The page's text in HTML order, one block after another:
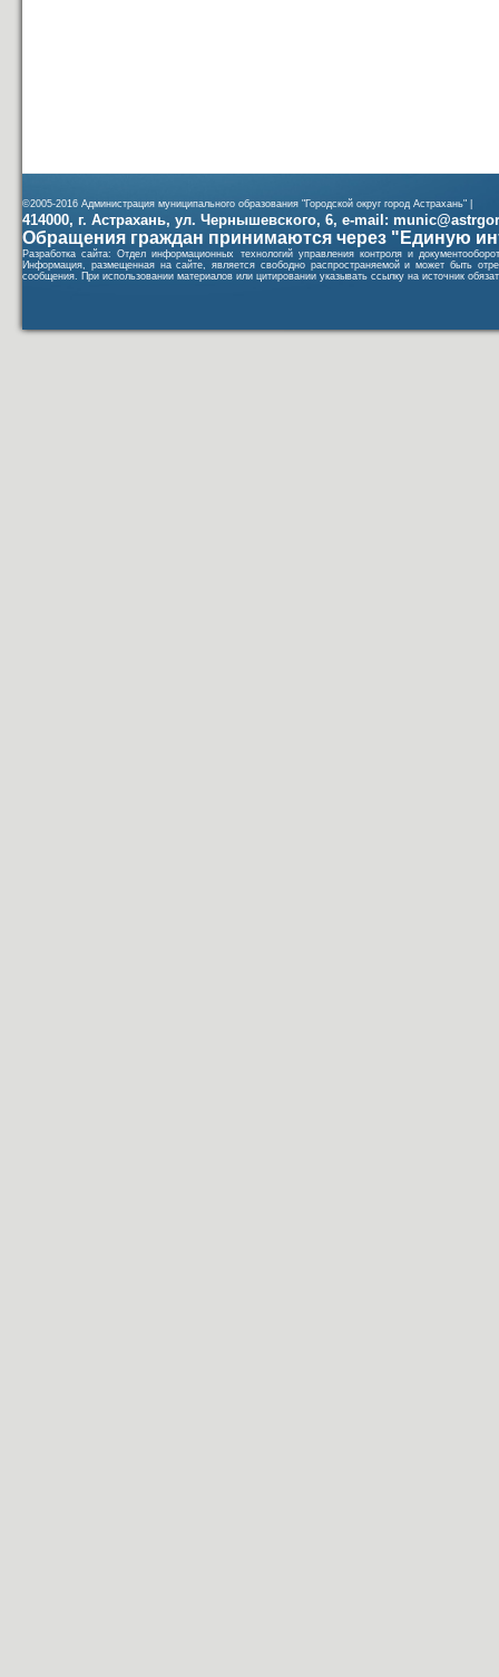
©2005-2016 Администрация муниципального образования "Городской округ город Астрахань" |
414000, г. Астрахань, ул. Чернышевского, 6, e-mail:
Обращения граждан принимаются через "Единую
Разработка сайта: Отдел информационных технологий управления контроля и
Информация, размещенная на сайте, является свободно распространяемой и может быть
сообщения. При использовании материалов или цитировании указывать ссылку на источник